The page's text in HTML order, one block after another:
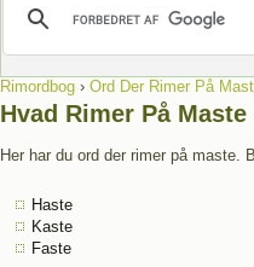
Rimordbog› Ord Der Rimer På
Hvad Rimer På Maste
Her har du ord der rimer på
Haste
Kaste
Faste